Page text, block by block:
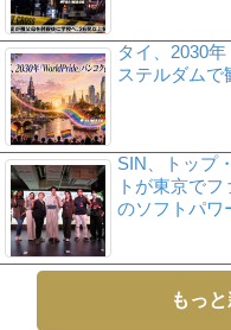
タイ、2030
ステルダムで
SIN、トップ
トが東京で
のソフトパワ
もっ